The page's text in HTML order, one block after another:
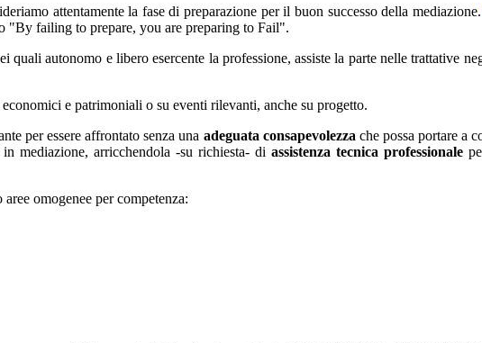
attentamente la fase di preparazione per il buon successo della
"By failing to prepare, you are preparing to Fail".
autonomo e libero esercente la professione, assiste la parte nelle trattative
e patrimoniali o su eventi rilevanti, anche su progetto.
per essere affrontato senza una adeguata consapevolezza che possa portare a
mediazione, arricchendola -su richiesta- di assistenza tecnica professionale
omogenee per competenza: